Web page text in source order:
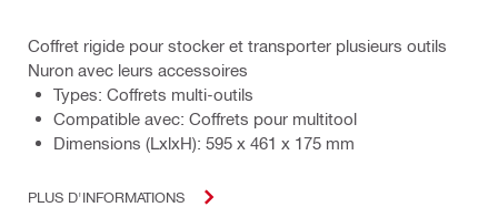
Coffret rigide pour stocker et transporter plusieurs outils
Nuron avec leurs accessoires
Types: Coffrets multi-outils
Compatible avec: Coffrets pour multitool
Dimensions (LxlxH): 595 x 461 x 175 mm
PLUS D'INFORMATIONS